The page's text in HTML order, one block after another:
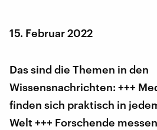
15. Februar 2022
Das sind die Themen in den
Wissensnachrichten: +++
finden sich praktisch in
Welt +++ Forschende